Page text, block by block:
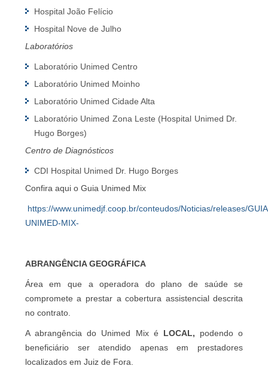
Hospital João Felício
Hospital Nove de Julho
Laboratórios
Laboratório Unimed Centro
Laboratório Unimed Moinho
Laboratório Unimed Cidade Alta
Laboratório Unimed Zona Leste (Hospital Unimed Dr.
Hugo Borges)
Centro de Diagnósticos
CDI Hospital Unimed Dr. Hugo Borges
Confira aqui o Guia Unimed Mix
https://www.unimedjf.coop.br/conteudos/Noticias/releases/
UNIMED-MIX-
ABRANGÊNCIA GEOGRÁFICA
Área em que a operadora do plano de saúde se
compromete a prestar a cobertura assistencial descrita
no contrato.
A abrangência do Unimed Mix é LOCAL, podendo o
beneficiário ser atendido apenas em prestadores
localizados em Juiz de Fora.